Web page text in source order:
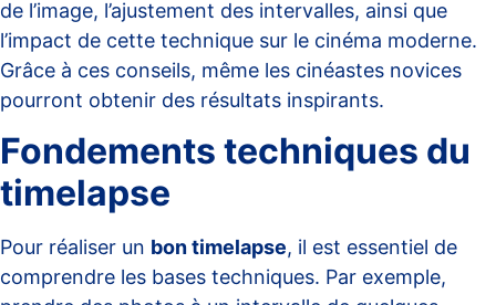
de l’image, l’ajustement des intervalles, ainsi que
l’impact de cette technique sur le cinéma moderne.
Grâce à ces conseils, même les cinéastes novices
pourront obtenir des résultats inspirants.
Fondements techniques du
timelapse
Pour réaliser un bon timelapse, il est essentiel de
comprendre les bases techniques. Par exemple,